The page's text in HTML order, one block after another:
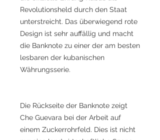
Revolutionsheld durch den Staat
unterstreicht. Das überwiegend rote
Design ist sehr auffällig und macht
die Banknote zu einer der am besten
lesbaren der kubanischen
Währungsserie.
Die Rückseite der Banknote zeigt
Che Guevara bei der Arbeit auf
einem Zuckerrohrfeld. Dies ist nicht